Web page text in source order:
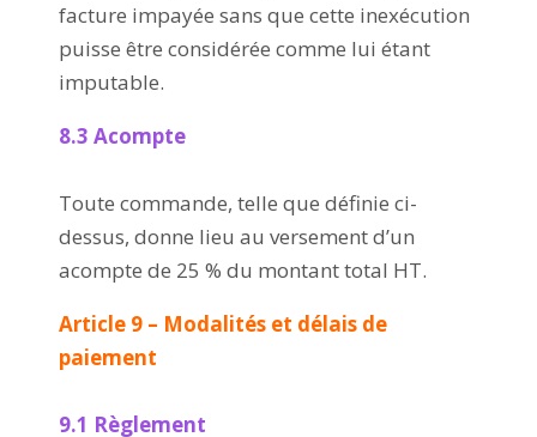
facture impayée sans que cette inexécution
puisse être considérée comme lui étant
imputable.
8.3 Acompte
Toute commande, telle que définie ci-
dessus, donne lieu au versement d’un
acompte de 25 % du montant total HT.
Article 9 – Modalités et délais de
paiement
9.1 Règlement